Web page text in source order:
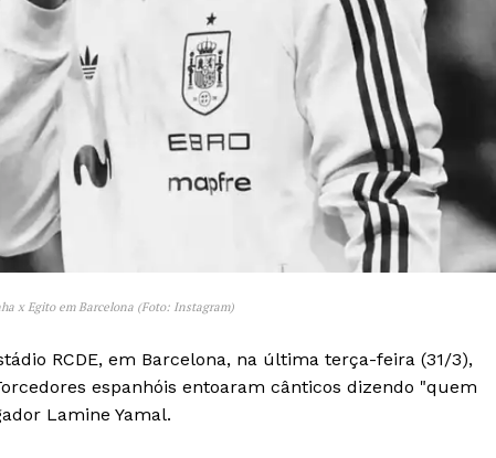
sobre
M5PORTS
Sobre Nós
Anuncie
Contato
Transparência Editorial
Termos de Serviços
Política de Privacidade e Cookies
x Egito em Barcelona (Foto: Instagram)
RCDE, em Barcelona, na última terça-feira (31/3),
espanhóis entoaram cânticos dizendo "quem
Lamine Yamal.